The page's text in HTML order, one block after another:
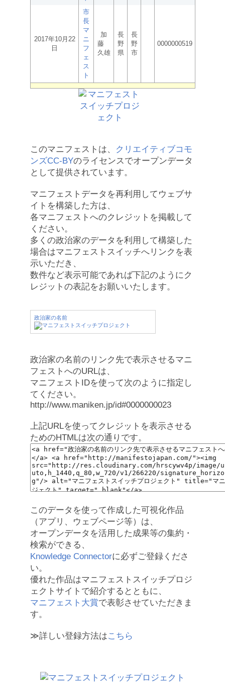
2017年10月22
日
市
長
マ
ニ
フ
ェ
ス
ト
加
藤
久雄
長
野
県
長
野
市
0000000519
このマニフェストは、
クリエイティブコモ
ンズCC-BYのライセンスでオープンデータ
として提供されています。
マニフェストデータを再利用してウェブサ
イトを構築した方は、
各マニフェストへのクレジットを掲載して
ください。
多くの政治家のデータを利用して構築した
場合はマニフェストスイッチへリンクを表
示いただき、
数件など表示可能であれば下記のようにク
レジットの表記をお願いいたします。
政治家の名前
政治家の名前のリンク先で表示させるマニ
フェストへのURLは、
マニフェストIDを使って次のように指定し
てください。
http://www.maniken.jp/id#0000000023
上記URLを使ってクレジットを表示させる
ためのHTMLは次の通りです。
このデータを使って作成した可視化作品
（アプリ、ウェブページ等）は、
オープンデータを活用した成果等の集約・
検索ができる、
Knowledge Connectorに必ずご登録くださ
い。
優れた作品はマニフェストスイッチプロジ
ェクトサイトで紹介するとともに、
マニフェスト大賞で表彰させていただきま
す。
≫詳しい登録方法はこちら